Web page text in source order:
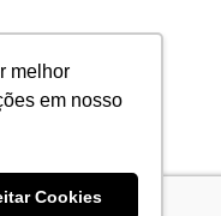
melhor
em nosso
Cookies